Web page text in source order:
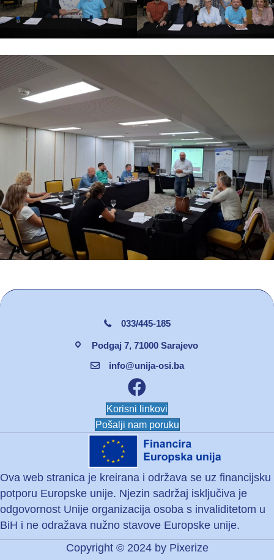
033/445-185
Podgaj 7, 71000 Sarajevo
info@unija-osi.ba
Facebook unija osi
Korisni linkovi
Pošalji nam poruku
Ova web stranica je kreirana i održava se uz financijsku
potporu Europske unije. Njezin sadržaj isključiva je
odgovornost Unije organizacija osoba s invaliditetom u
BiH i ne odražava nužno stavove Europske unije.
Copyright © 2024 by Pixerize